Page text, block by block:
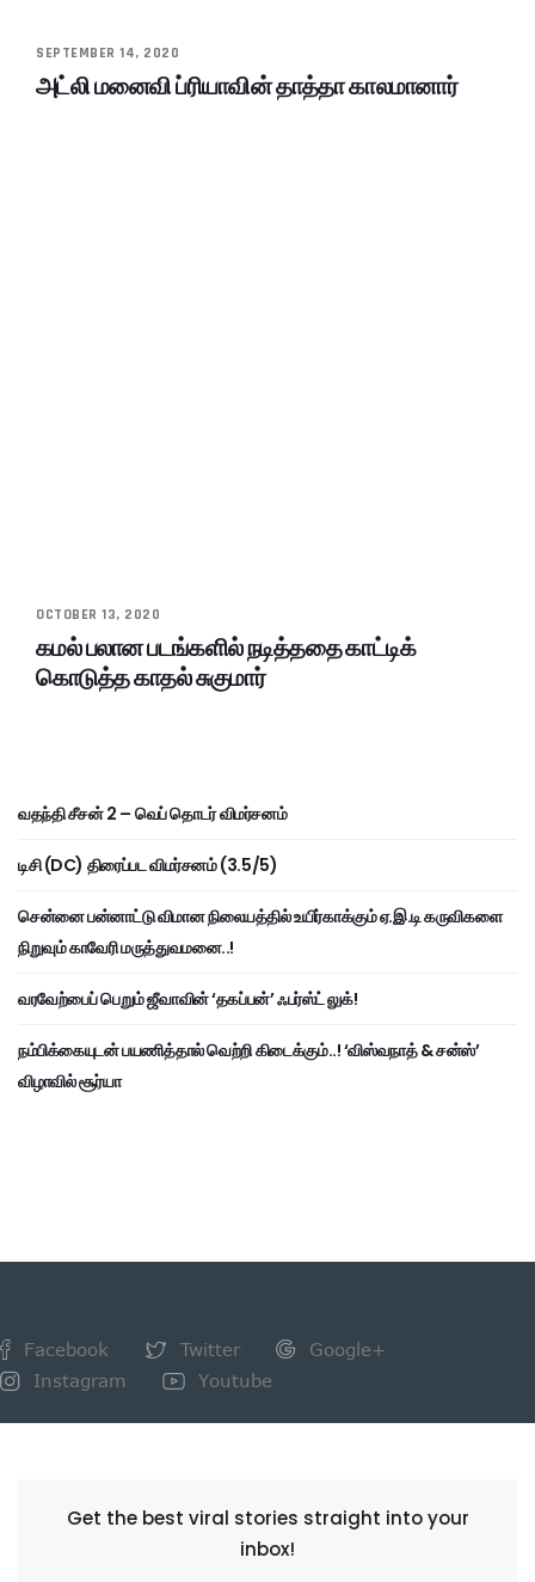
SEPTEMBER 14, 2020
அட்லி மனைவி ப்ரியாவின் தாத்தா காலமானார்
OCTOBER 13, 2020
கமல் பலான படங்களில் நடித்ததை காட்டிக்
கொடுத்த காதல் சுகுமார்
வதந்தி சீசன் 2 – வெப் தொடர் விமர்சனம்
டிசி (DC) திரைப்பட விமர்சனம் (3.5/5)
சென்னை பன்னாட்டு விமான நிலையத்தில் உயிர்காக்கும் ஏ.இ.டி கருவிகளை
நிறுவும் காவேரி மருத்துவமனை..!
வரவேற்பைப் பெறும் ஜீவாவின் ‘தகப்பன்’ ஃபர்ஸ்ட் லுக்!
நம்பிக்கையுடன் பயணித்தால் வெற்றி கிடைக்கும்..! ‘விஸ்வநாத் & சன்ஸ்’
விழாவில் சூர்யா
Facebook Twitter
Google+
Instagram
Youtube
Get the best viral stories straight into your
inbox!